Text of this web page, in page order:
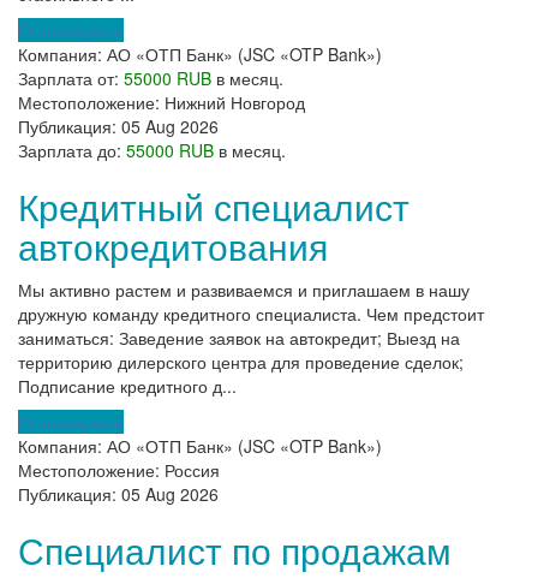
Откликнуться
Компания: АО «ОТП Банк» (JSC «OTP Bank»)
Зарплата от: 55000 RUB в месяц.
Местоположение: Нижний Новгород
Публикация: 05 Aug 2026
Зарплата до: 55000 RUB в месяц.
Кредитный специалист
автокредитования
Мы активно растем и развиваемся и приглашаем в нашу
дружную команду кредитного специалиста. Чем предстоит
заниматься: Заведение заявок на автокредит; Выезд на
территорию дилерского центра для проведение сделок;
Подписание кредитного д...
Откликнуться
Компания: АО «ОТП Банк» (JSC «OTP Bank»)
Местоположение: Россия
Публикация: 05 Aug 2026
Специалист по продажам